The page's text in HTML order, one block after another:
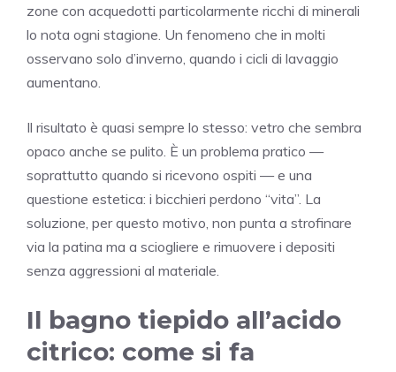
zone con acquedotti particolarmente ricchi di minerali
lo nota ogni stagione. Un fenomeno che in molti
osservano solo d’inverno, quando i cicli di lavaggio
aumentano.
Il risultato è quasi sempre lo stesso: vetro che sembra
opaco anche se pulito. È un problema pratico —
soprattutto quando si ricevono ospiti — e una
questione estetica: i bicchieri perdono “vita”. La
soluzione, per questo motivo, non punta a strofinare
via la patina ma a sciogliere e rimuovere i depositi
senza aggressioni al materiale.
Il bagno tiepido all’acido
citrico: come si fa